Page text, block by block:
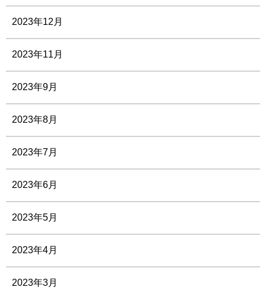
2023年12月
2023年11月
2023年9月
2023年8月
2023年7月
2023年6月
2023年5月
2023年4月
2023年3月